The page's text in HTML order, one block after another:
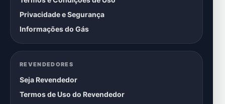
Privacidade e Segurança
Informações do Gás
REVENDEDORES
Seja Revendedor
Termos de Uso do Revendedor